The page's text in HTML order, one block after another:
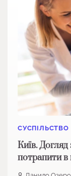
СУСПІЛЬСТВО
Київ.
потрапити в